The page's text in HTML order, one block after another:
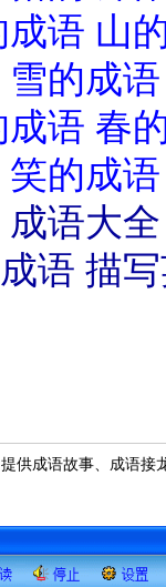
成语 山
雪的成语
成语 春
笑的成语
成语大全
语 描
供成语故事、成语接